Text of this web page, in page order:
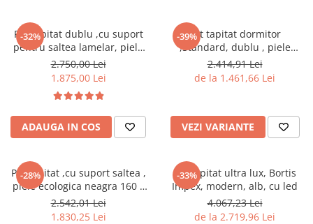
-32%
Pat tapitat dublu ,cu suport
pentru saltea lamelar, piele
ecologica alba,160x 200 cm
,Bortis Impex
2.750,00 Lei
1.875,00 Lei
ADAUGA IN COS
-39%Pat tapitat dormitor
,Standard, dublu , piele
ecologica alb
2.414,91 Lei
de la 1.461,66 Lei
VEZI VARIANTE
-28%
Pat tapitat ,cu suport saltea ,
piele ecologica neagra 160 x
200 cm ,Bortis Impex
2.542,01 Lei
1.830,25 Lei
-33%
Pat tapitat ultra lux, Bortis
Impex, modern, alb, cu led
4.067,23 Lei
de la 2.719,96 Lei